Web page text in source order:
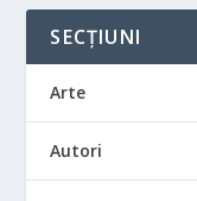
SECȚIUNI
Arte
Autori